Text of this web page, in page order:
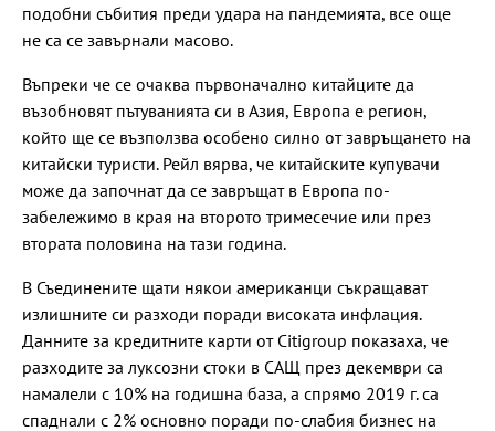
подобни събития преди удара на пандемията, все още
не са се завърнали масово.
Въпреки че се очаква първоначално китайците да
възобновят пътуванията си в Азия, Европа е регион,
който ще се възползва особено силно от завръщането на
китайски туристи. Рейл вярва, че китайските купувачи
може да започнат да се завръщат в Европа по-
забележимо в края на второто тримесечие или през
втората половина на тази година.
В Съединените щати някои американци съкращават
излишните си разходи поради високата инфлация.
Данните за кредитните карти от Citigroup показаха, че
разходите за луксозни стоки в САЩ през декември са
намалели с 10% на годишна база, а спрямо 2019 г. са
спаднали с 2% основно поради по-слабия бизнес на